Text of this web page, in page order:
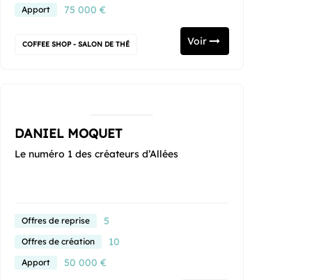
Apport 75 000 €
COFFEE SHOP - SALON DE THÉ Voir
DANIEL MOQUET
Le numéro 1 des créateurs d’Allées
Offres de reprise 5
Offres de création 10
Apport 50 000 €